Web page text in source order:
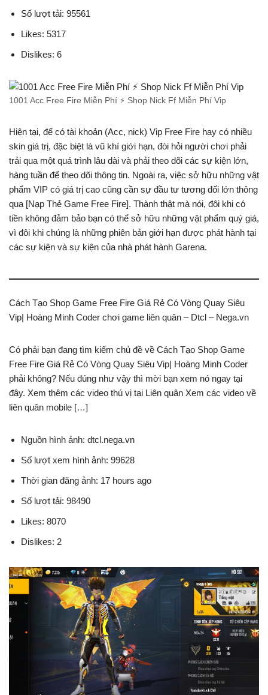
Số lượt tải: 95561
Likes: 5317
Dislikes: 6
1001 Acc Free Fire Miễn Phí ⚡️ Shop Nick Ff Miễn Phí Vip
Hiện tại, để có tài khoản (Acc, nick) Vip Free Fire hay có nhiều
skin giá trị, đặc biệt là vũ khí giới hạn, đòi hỏi người chơi phải
trải qua một quá trình lâu dài và phải theo dõi các sự kiện lớn,
hàng tuần để theo dõi thông tin. Ngoài ra, việc sở hữu những vật
phẩm VIP có giá trị cao cũng cần sự đầu tư tương đối lớn thông
qua [Nạp Thẻ Game Free Fire]. Thành thật mà nói, đôi khi có
tiền không đảm bảo bạn có thể sở hữu những vật phẩm quý giá,
vì đôi khi chúng là những phiên bản giới hạn được phát hành tại
các sự kiện và sự kiện của nhà phát hành Garena.
Cách Tạo Shop Game Free Fire Giá Rẻ Có Vòng Quay Siêu
Vip| Hoàng Minh Coder chơi game liên quân – Dtcl – Nega.vn
Có phải bạn đang tìm kiếm chủ đề về Cách Tạo Shop Game
Free Fire Giá Rẻ Có Vòng Quay Siêu Vip| Hoàng Minh Coder
phải không? Nếu đúng như vậy thì mời bạn xem nó ngay tại
đây. Xem thêm các video thú vị tại Liên quân Xem các video về
liên quân mobile […]
Nguồn hình ảnh: dtcl.nega.vn
Số lượt xem hình ảnh: 99628
Thời gian đăng ảnh: 17 hours ago
Số lượt tải: 98490
Likes: 8070
Dislikes: 2